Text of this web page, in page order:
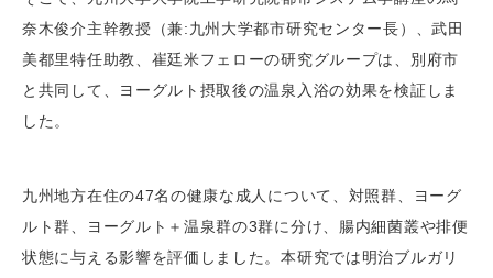
奈木俊介主幹教授（兼:九州大学都市研究センター長）、武田
美都里特任助教、崔廷米フェローの研究グループは、別府市
と共同して、ヨーグルト摂取後の温泉入浴の効果を検証しま
した。
九州地方在住の47名の健康な成人について、対照群、ヨーグ
ルト群、ヨーグルト＋温泉群の3群に分け、腸内細菌叢や排便
状態に与える影響を評価しました。本研究では明治ブルガリ